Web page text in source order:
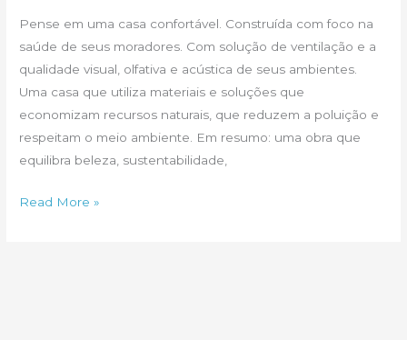
Pense em uma casa confortável. Construída com foco na
saúde de seus moradores. Com solução de ventilação e a
qualidade visual, olfativa e acústica de seus ambientes.
Uma casa que utiliza materiais e soluções que
economizam recursos naturais, que reduzem a poluição e
respeitam o meio ambiente. Em resumo: uma obra que
equilibra beleza, sustentabilidade,
Processo
Read More »